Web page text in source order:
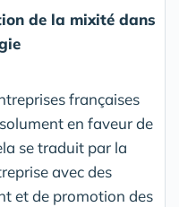
de la mixité dans
françaises
en faveur de
se traduit par la
avec des
et de promotion des